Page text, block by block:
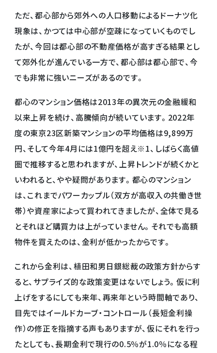
ただ、都心部から郊外への人口移動によるドーナツ化
現象は、かつては中心部が空疎になっていくものでし
たが、今回は都心部の不動産価格が高すぎる結果とし
て郊外化が進んでいる一方で、都心部は都心部で、今
でも非常に強いニーズがあるのです。
都心のマンション価格は2013年の異次元の金融緩和
以来上昇を続け、高騰傾向が続いています。2022年
度の東京23区新築マンションの平均価格は9,899万
円、そして今年4月には1億円を超え※1、しばらく高値
圏で推移すると思われますが、上昇トレンドが続くかと
いわれると、やや疑問があります。都心のマンション
は、これまでパワーカップル（双方が高収入の共働き世
帯）や資産家によって買われてきましたが、全体で見る
とそれほど購買力は上がっていません。それでも高額
物件を買えたのは、金利が低かったからです。
これから金利は、植田和男日銀総裁の政策方針からす
ると、サプライズ的な政策変更はないでしょう。仮に利
上げをするにしても来年、再来年という時間軸であり、
目先ではイールドカーブ・コントロール（長短金利操
作）の修正を指摘する声もありますが、仮にそれを行っ
たとしても、長期金利で現行の0.5％が1.0％になる程